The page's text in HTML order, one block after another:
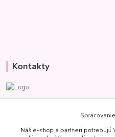
Kontakty
+421 907 977 470
Náš e-shop a partneri potrebujú